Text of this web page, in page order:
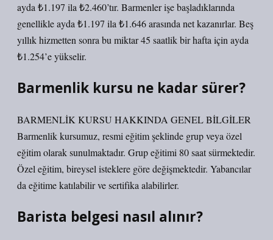
ayda ₺1.197 ila ₺2.460’tır. Barmenler işe başladıklarında
genellikle ayda ₺1.197 ila ₺1.646 arasında net kazanırlar. Beş
yıllık hizmetten sonra bu miktar 45 saatlik bir hafta için ayda
₺1.254’e yükselir.
Barmenlik kursu ne kadar sürer?
BARMENLİK KURSU HAKKINDA GENEL BİLGİLER
Barmenlik kursumuz, resmi eğitim şeklinde grup veya özel
eğitim olarak sunulmaktadır. Grup eğitimi 80 saat sürmektedir.
Özel eğitim, bireysel isteklere göre değişmektedir. Yabancılar
da eğitime katılabilir ve sertifika alabilirler.
Barista belgesi nasıl alınır?